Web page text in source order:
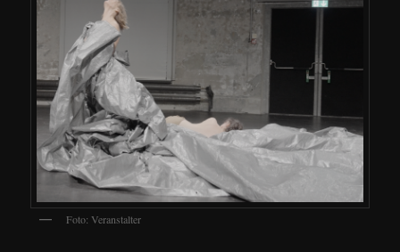
Foto: Veranstalter